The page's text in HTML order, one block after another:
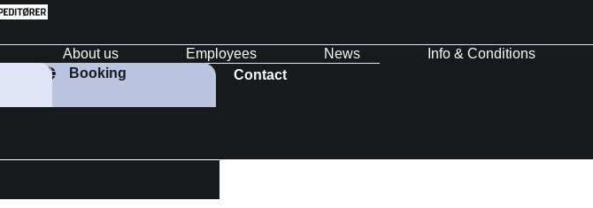
About us Employees News
Info & Conditions
Booking Contact